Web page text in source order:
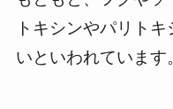
トキシンやパリト
いといわれています